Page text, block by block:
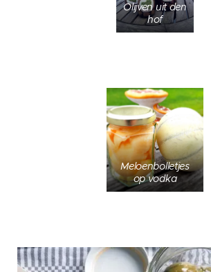
Olijven uit den
hof
Meloenbolletjes
op vodka